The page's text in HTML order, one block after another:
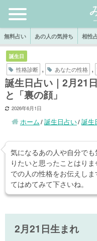
無料占い あの人の気持ち 相性
誕生日
性格診断 , あなたの性格 ,
誕生日占い｜2月21
と「裏の顔」
2026年6月1日
ホーム 誕生日占い 誕生
気になるあの人や自分で
りたいと思ったことはり
での人の性格をお伝えし
てはめてみて下さいね。
2月21日生まれ